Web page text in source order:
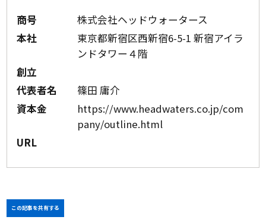
商号
株式会社ヘッドウォータース
本社
東京都新宿区西新宿6-5-1 新宿アイラ
ンドタワー４階
創立
代表者名
篠田 庸介
資本金
https://www.headwaters.co.jp/com
pany/outline.html
URL
この記事を共有する